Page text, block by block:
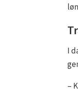
I
–